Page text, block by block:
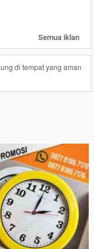
Semua iklan
di tempat yang aman